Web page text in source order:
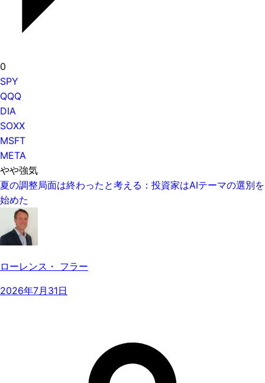
0
SPY
QQQ
DIA
SOXX
MSFT
META
やや強気
夏の調整局面は終わったと考える：投資家はAIテーマの選別を
始めた
ローレンス・ フラー
2026年7月31日